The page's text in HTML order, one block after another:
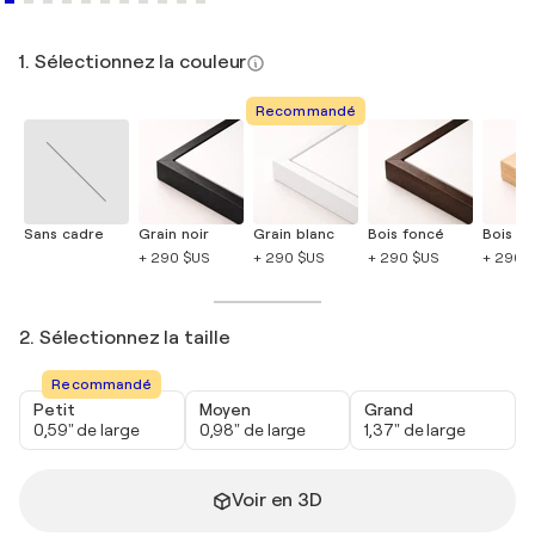
1. Sélectionnez la couleur
Sans cadre
Grain noir
+ 290 $US
Recommandé
Grain blanc
+ 290 $US
Bois foncé
+ 290 $US
Bois
+ 290
2. Sélectionnez la taille
Recommandé
Petit
0,59" de large
Moyen
0,98" de large
Grand
1,37" de large
Voir en 3D